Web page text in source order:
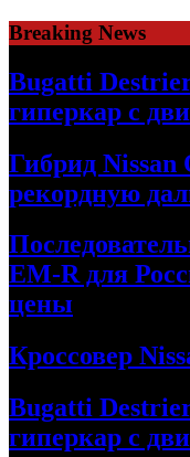
Skip
to
content
Breaking News
Bugatti
гиперкар с
Гибрид Nissan
рекордную
EM-R для
цены
Кроссовер
Bugatti
гиперкар с